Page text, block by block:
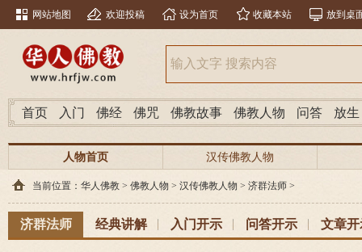
网站地图 欢迎投稿 设为首页 收藏本站 放到桌
首页 入门 佛经 佛咒 佛教故事 佛教人物 问答 放生
人物首页 汉传佛教人物
当前位置： 华人佛教 > 佛教人物 > 汉传佛教人物 > 济群法师 >
济群法师 经典讲解 入门开示 问答开示 文章开